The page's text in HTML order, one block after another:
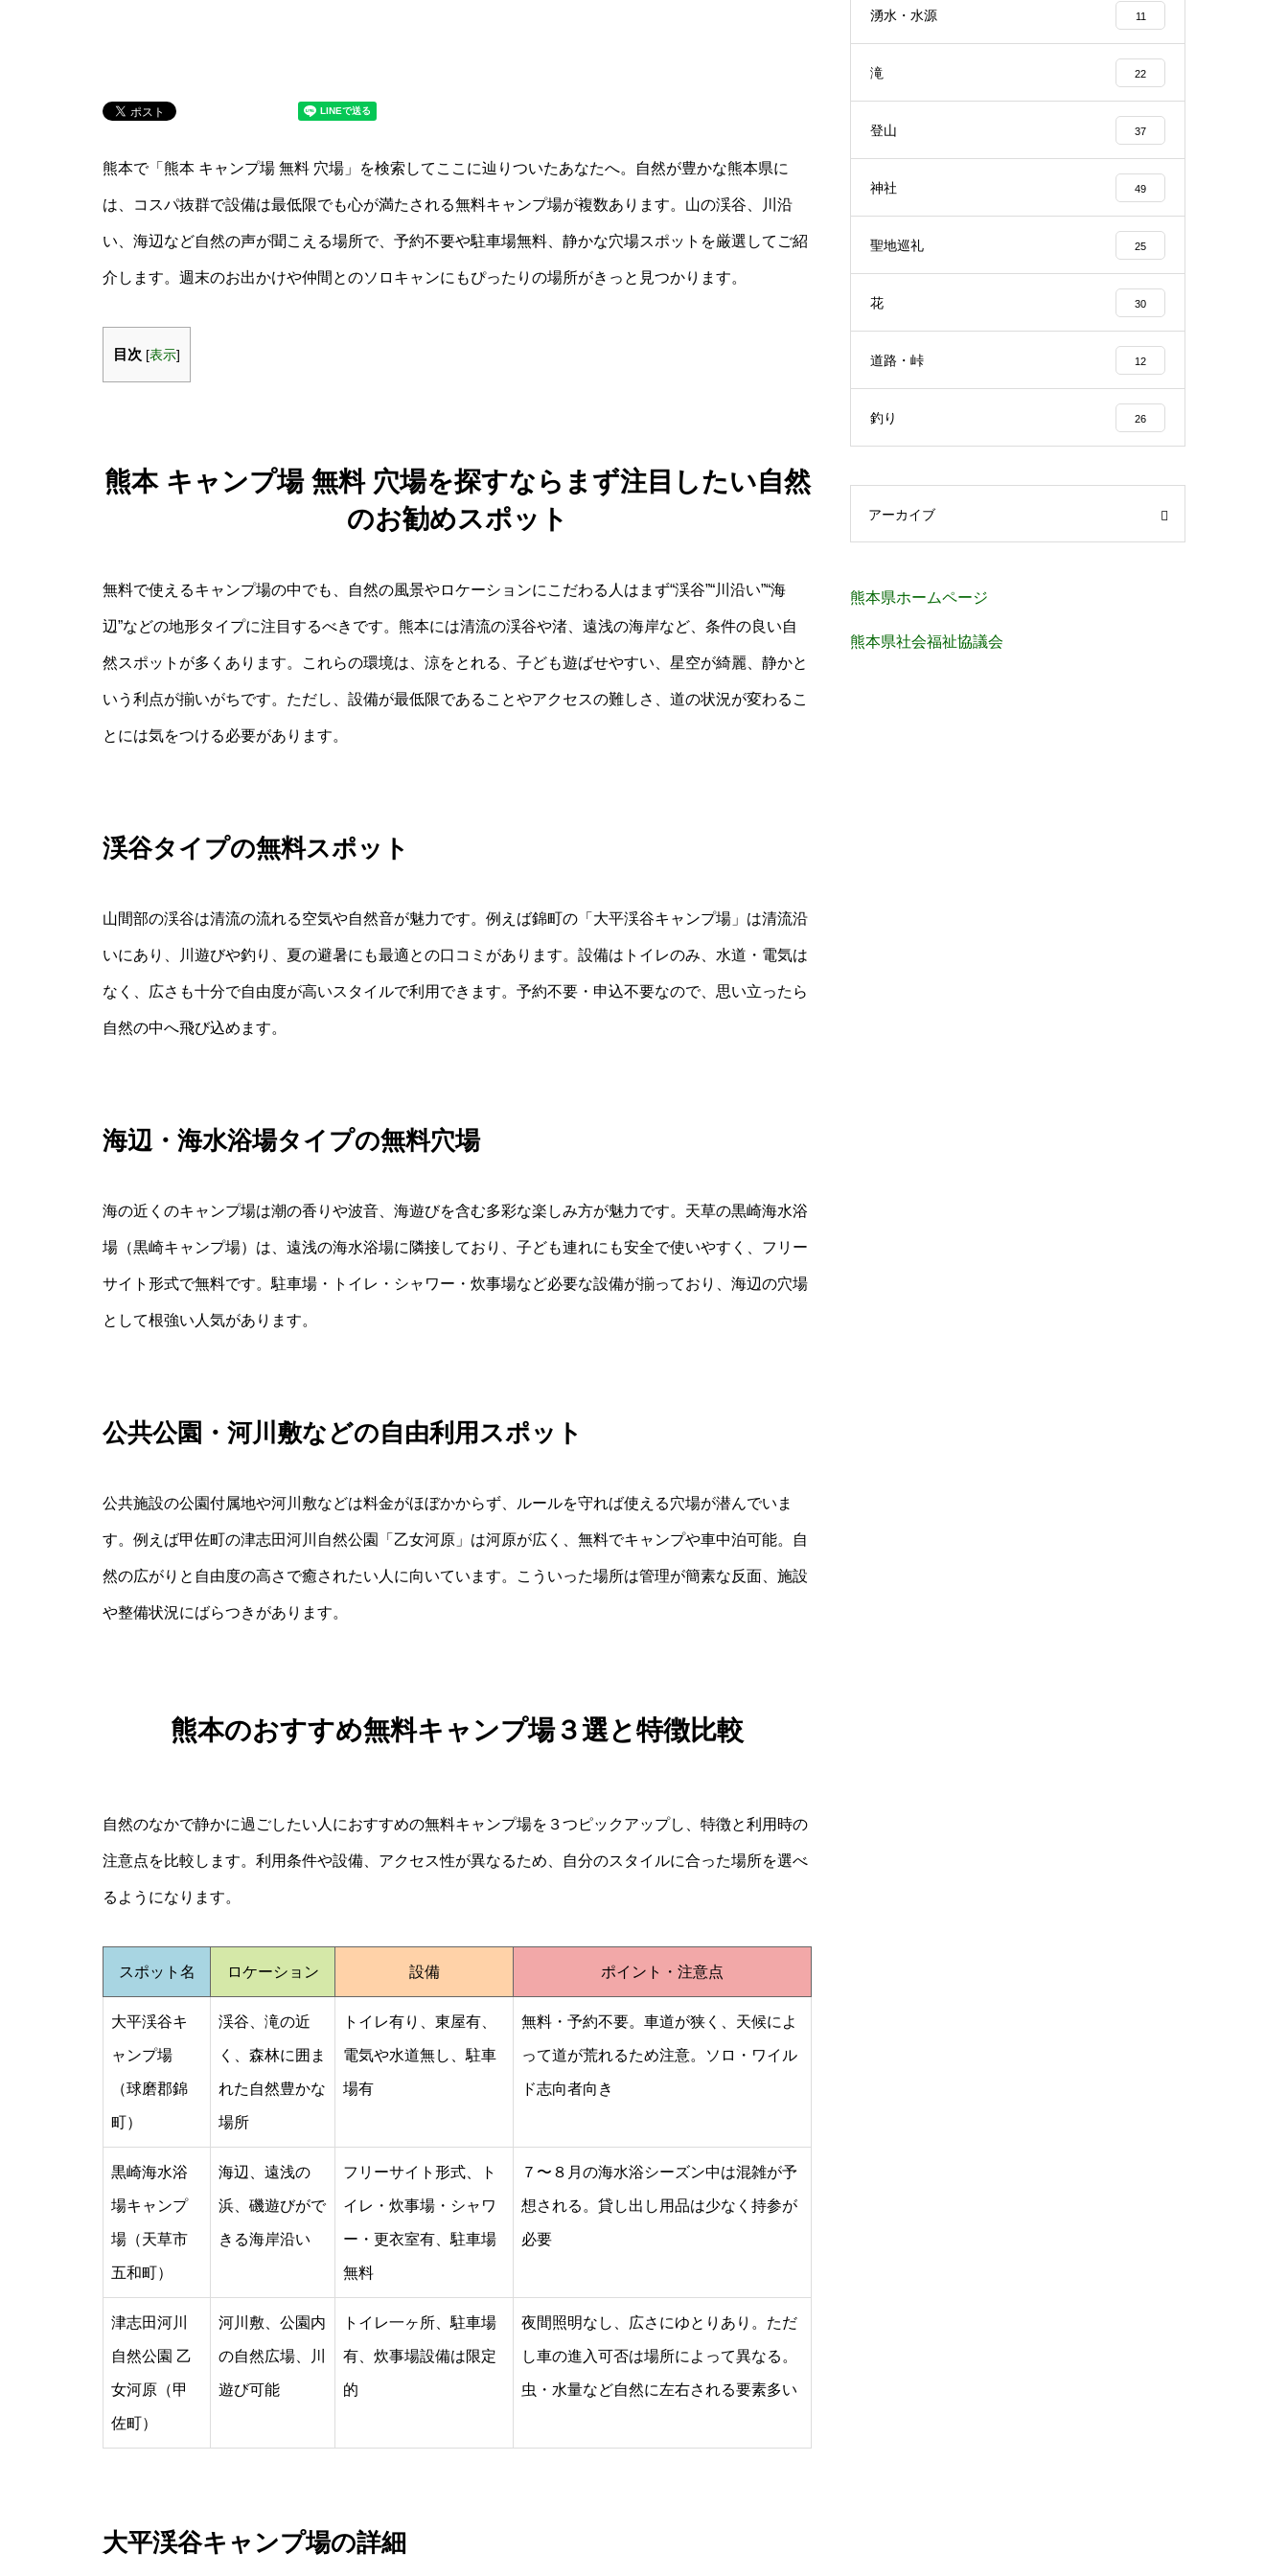
熊本で「熊本 キャンプ場 無料 穴場」を検索してここに辿りついたあなたへ。自然が豊かな熊本県に
は、コスパ抜群で設備は最低限でも心が満たされる無料キャンプ場が複数あります。山の渓谷、川沿
い、海辺など自然の声が聞こえる場所で、予約不要や駐車場無料、静かな穴場スポットを厳選してご紹
介します。週末のお出かけや仲間とのソロキャンにもぴったりの場所がきっと見つかります。
目次 [表示]
熊本 キャンプ場 無料 穴場を探すならまず注目したい自然
のお勧めスポット
無料で使えるキャンプ場の中でも、自然の風景やロケーションにこだわる人はまず“渓谷”“川沿い”“海
辺”などの地形タイプに注目するべきです。熊本には清流の渓谷や渚、遠浅の海岸など、条件の良い自
然スポットが多くあります。これらの環境は、涼をとれる、子ども遊ばせやすい、星空が綺麗、静かと
いう利点が揃いがちです。ただし、設備が最低限であることやアクセスの難しさ、道の状況が変わるこ
とには気をつける必要があります。
渓谷タイプの無料スポット
山間部の渓谷は清流の流れる空気や自然音が魅力です。例えば錦町の「大平渓谷キャンプ場」は清流沿
いにあり、川遊びや釣り、夏の避暑にも最適との口コミがあります。設備はトイレのみ、水道・電気は
なく、広さも十分で自由度が高いスタイルで利用できます。予約不要・申込不要なので、思い立ったら
自然の中へ飛び込めます。
海辺・海水浴場タイプの無料穴場
海の近くのキャンプ場は潮の香りや波音、海遊びを含む多彩な楽しみ方が魅力です。天草の黒崎海水浴
場（黒崎キャンプ場）は、遠浅の海水浴場に隣接しており、子ども連れにも安全で使いやすく、フリー
サイト形式で無料です。駐車場・トイレ・シャワー・炊事場など必要な設備が揃っており、海辺の穴場
として根強い人気があります。
公共公園・河川敷などの自由利用スポット
公共施設の公園付属地や河川敷などは料金がほぼかからず、ルールを守れば使える穴場が潜んでいま
す。例えば甲佐町の津志田河川自然公園「乙女河原」は河原が広く、無料でキャンプや車中泊可能。自
然の広がりと自由度の高さで癒されたい人に向いています。こういった場所は管理が簡素な反面、施設
や整備状況にばらつきがあります。
熊本のおすすめ無料キャンプ場３選と特徴比較
自然のなかで静かに過ごしたい人におすすめの無料キャンプ場を３つピックアップし、特徴と利用時の
注意点を比較します。利用条件や設備、アクセス性が異なるため、自分のスタイルに合った場所を選べ
るようになります。
スポット名 ロケーション 設備 ポイント・注意点
大平渓谷キ
ャンプ場
（球磨郡錦
町）
渓谷、滝の近
く、森林に囲ま
れた自然豊かな
場所
トイレ有り、東屋有、
電気や水道無し、駐車
場有
無料・予約不要。車道が狭く、天候によ
って道が荒れるため注意。ソロ・ワイル
ド志向者向き
黒崎海水浴
場キャンプ
場（天草市
五和町）
海辺、遠浅の
浜、磯遊びがで
きる海岸沿い
フリーサイト形式、ト
イレ・炊事場・シャワ
ー・更衣室有、駐車場
無料
７〜８月の海水浴シーズン中は混雑が予
想される。貸し出し用品は少なく持参が
必要
津志田河川
自然公園 乙
女河原（甲
佐町）
河川敷、公園内
の自然広場、川
遊び可能
トイレ一ヶ所、駐車場
有、炊事場設備は限定
的
夜間照明なし、広さにゆとりあり。ただ
し車の進入可否は場所によって異なる。
虫・水量など自然に左右される要素多い
大平渓谷キャンプ場の詳細
湧水・水源 11
滝 22
登山 37
神社 49
聖地巡礼 25
花 30
道路・峠 12
釣り 26
アーカイブ
熊本県ホームページ
熊本県社会福祉協議会